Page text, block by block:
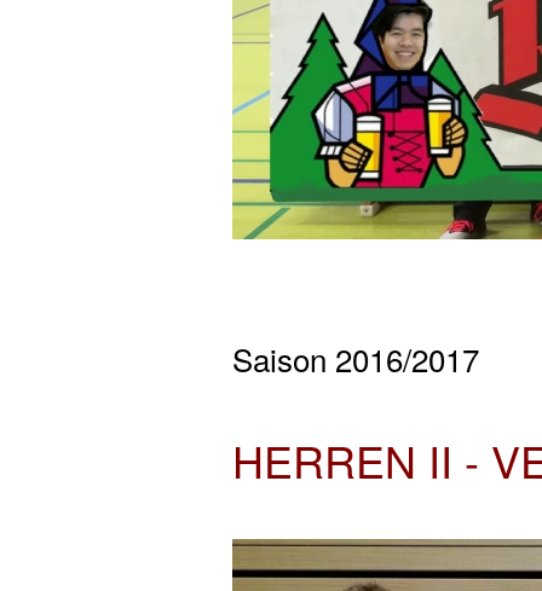
Saison 2016/2017
HERREN II -